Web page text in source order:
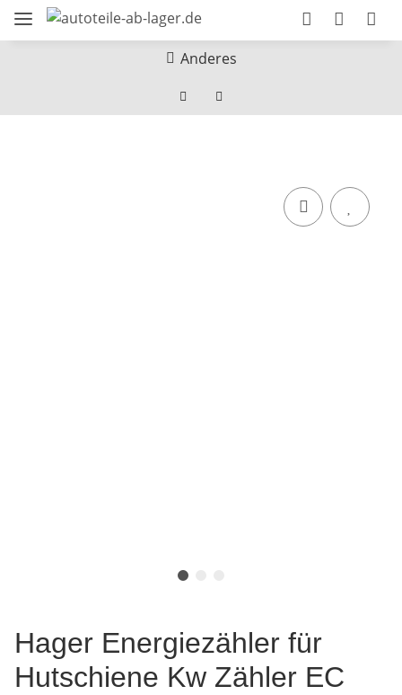
Anderes
Hager Energiezähler für
Hutschiene Kw Zähler EC